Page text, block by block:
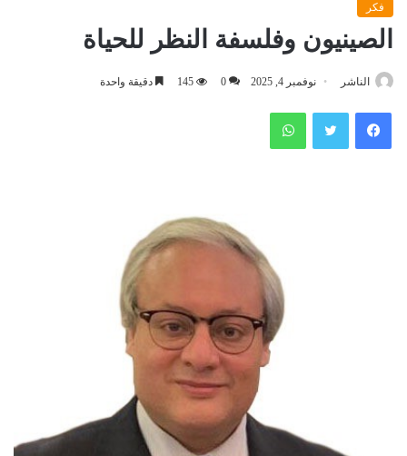
فكر
الصينيون وفلسفة النظر للحياة
الناشر نوفمبر 4, 2025 0
145 دقيقة واحدة
فيسبوك تويتر واتساب